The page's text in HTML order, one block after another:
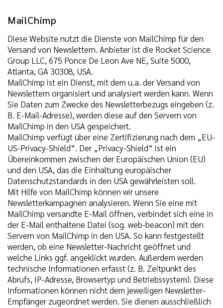
MailChimp
Diese Website nutzt die Dienste von MailChimp für den
Versand von Newslettern. Anbieter ist die Rocket Science
Group LLC, 675 Ponce De Leon Ave NE, Suite 5000,
Atlanta, GA 30308, USA.
MailChimp ist ein Dienst, mit dem u.a. der Versand von
Newslettern organisiert und analysiert werden kann. Wenn
Sie Daten zum Zwecke des Newsletterbezugs eingeben (z.
B. E-Mail-Adresse), werden diese auf den Servern von
MailChimp in den USA gespeichert.
MailChimp verfügt über eine Zertifizierung nach dem „EU-
US-Privacy-Shield“. Der „Privacy-Shield“ ist ein
Übereinkommen zwischen der Europäischen Union (EU)
und den USA, das die Einhaltung europäischer
Datenschutzstandards in den USA gewährleisten soll.
Mit Hilfe von MailChimp können wir unsere
Newsletterkampagnen analysieren. Wenn Sie eine mit
MailChimp versandte E-Mail öffnen, verbindet sich eine in
der E-Mail enthaltene Datei (sog. web-beacon) mit den
Servern von MailChimp in den USA. So kann festgestellt
werden, ob eine Newsletter-Nachricht geöffnet und
welche Links ggf. angeklickt wurden. Außerdem werden
technische Informationen erfasst (z. B. Zeitpunkt des
Abrufs, IP-Adresse, Browsertyp und Betriebssystem). Diese
Informationen können nicht dem jeweiligen Newsletter-
Empfänger zugeordnet werden. Sie dienen ausschließlich